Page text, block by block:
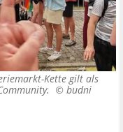
Kette gilt als
© budni